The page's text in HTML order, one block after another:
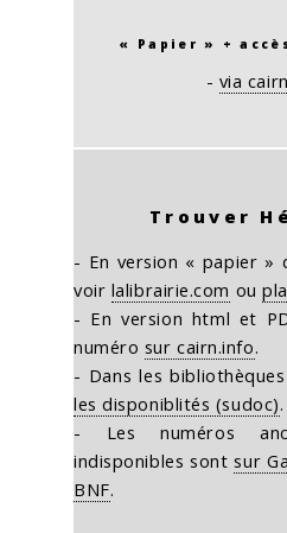
« Papier » +
- via
Trouver
- En version « papier »
voir lalibrairie.com ou
- En version html et
numéro sur cairn.info.
- Dans les
les disponiblités (sudoc).
- Les numéros
indisponibles sontsur
BNF.